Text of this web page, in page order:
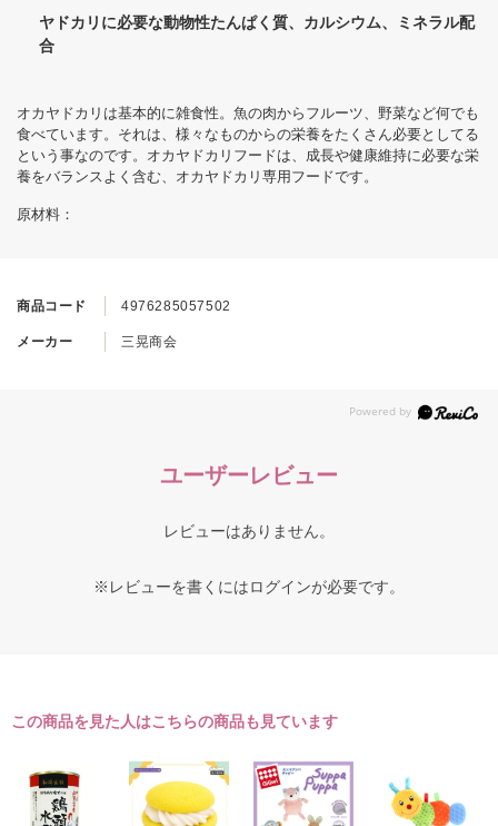
商品コード 4976285057502
メーカー 三晃商会
ヤドカリに必要な動物性たんぱく質、カルシウム、ミネラル配
合
オカヤドカリは基本的に雑食性。魚の肉からフルーツ、野菜など何でも
食べています。それは、様々なものからの栄養をたくさん必要としてる
という事なのです。オカヤドカリフードは、成長や健康維持に必要な栄
養をバランスよく含む、オカヤドカリ専用フードです。
原材料：
ユーザーレビュー
レビューはありません。
※レビューを書くにはログインが必要です。
この商品を見た人はこちらの商品も見ています